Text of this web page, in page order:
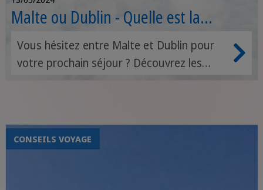
Malte ou Dublin - Quelle est la
meilleure destination pour moi ?
Vous hésitez entre Malte et Dublin pour
votre prochain séjour ? Découvrez les
vous soyez à la recherche de soleil et de
détente ou d'une escapade culturelle,
CONSEILS VOYAGE